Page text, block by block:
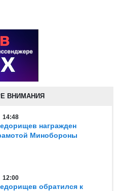
ВНИМАНИЯ
14:48
награжден
Минобороны
12:00
обратился к